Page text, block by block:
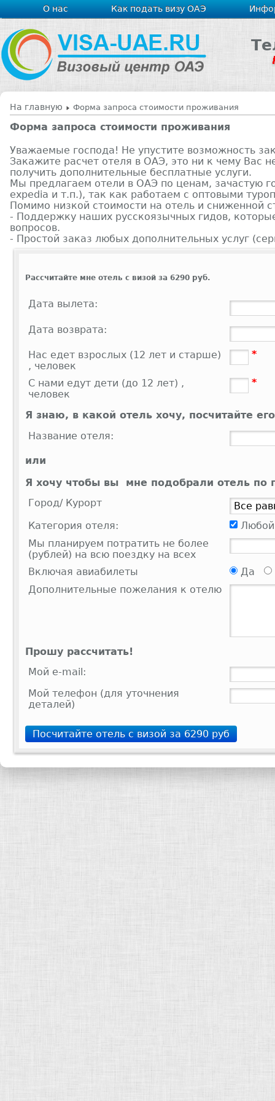
О нас Как подать визу ОАЭ
На главную Форма запроса стоимости проживания
Форма запроса стоимости проживания
Уважаемые господа! Не упустите возможность
Закажите расчет отеля в ОАЭ, это ни к чему Вас
получить дополнительные бесплатные услуги.
Мы предлагаем отели в ОАЭ по ценам, зачастую
expedia и т.п.), так как работаем с оптовыми
Помимо низкой стоимости на отель и сниженной
- Поддержку наших русскоязычных гидов,
вопросов.
- Простой заказ любых дополнительных услуг
Рассчитайте мне отель с визой за 6290 руб.
Дата вылета:
Дата возврата:
Нас едет взрослых (12 лет и старше)
, человек
*
С нами едут дети (до 12 лет) ,
человек
*
Я знаю, в какой отель хочу, посчитайте
Название отеля:
или
Я хочу чтобы вы мне подобрали отель по
Город/ Курорт
Категория отеля:
Любой
Мы планируем потратить не более
(рублей) на всю поездку на всех
Включая авиабилеты
Да
Дополнительные пожелания к отелю
Прошу рассчитать!
Мой e-mail:
Мой телефон (для уточнения
деталей)
Посчитайте отель с визой за 6290 руб